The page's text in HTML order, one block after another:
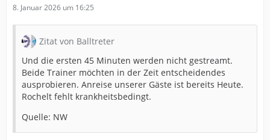
8. Januar 2026 um 16:25
Zitat von Balltreter
Und die ersten 45 Minuten werden nicht gestreamt.
Beide Trainer möchten in der Zeit entscheidendes
ausprobieren. Anreise unserer Gäste ist bereits Heute.
Rochelt fehlt krankheitsbedingt.
Quelle: NW